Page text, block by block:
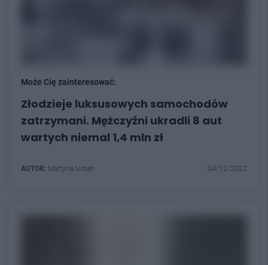
Może Cię zainteresować:
Złodzieje luksusowych samochodów
zatrzymani. Mężczyźni ukradli 8 aut
wartych niemal 1,4 mln zł
AUTOR: Martyna Urban 04/12/2022